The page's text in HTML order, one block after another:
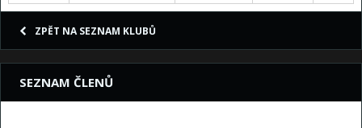
ZPĚT NA SEZNAM KLUBŮ
SEZNAM ČLENŮ